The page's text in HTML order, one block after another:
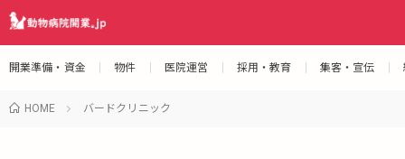
開業準備・資金 物件 医院運営 採用・教育 集客・宣伝
HOME バードクリニック